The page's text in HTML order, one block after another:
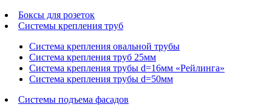
Боксы для розеток
Системы крепления труб
Система крепления овальной трубы
Система крепления труб 25мм
Система крепления трубы d=16мм «Рейлинга»
Система крепления трубы d=50мм
Системы подъема фасадов